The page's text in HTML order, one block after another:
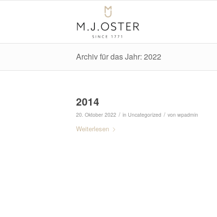
Archiv für das Jahr: 2022
2014
20. Oktober 2022 / in Uncategorized / von wpadmin
Weiterlesen